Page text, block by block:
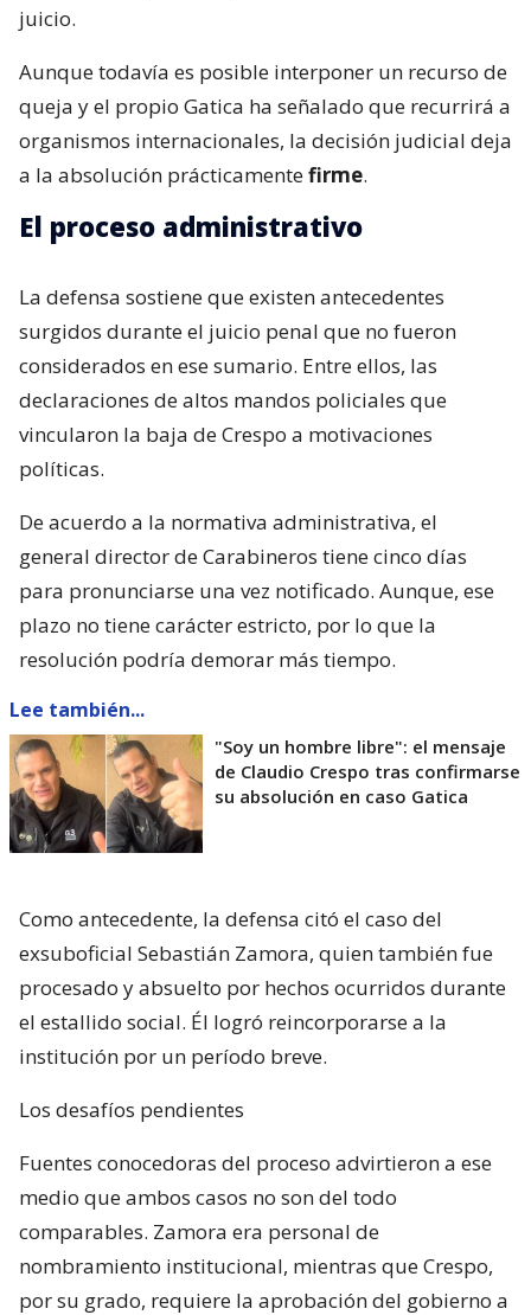
juicio.
Aunque todavía es posible interponer un recurso de
queja y el propio Gatica ha señalado que recurrirá a
organismos internacionales, la decisión judicial deja
a la absolución prácticamentefirme.
El proceso administrativo
La defensa sostiene que existen antecedentes
surgidos durante el juicio penal que no fueron
considerados en ese sumario. Entre ellos, las
declaraciones de altos mandos policiales que
vincularon la baja de Crespo a motivaciones
políticas.
De acuerdo a la normativa administrativa, el
general director de Carabineros tiene cinco días
para pronunciarse una vez notificado. Aunque, ese
plazo no tiene carácter estricto, por lo que la
resolución podría demorar más tiempo.
Lee también...
"Soy un hombre libre": el mensaje
de Claudio Crespo tras confirmarse
su absolución en caso Gatica
Como antecedente, la defensa citó el caso del
exsuboficial Sebastián Zamora, quien también fue
procesado y absuelto por hechos ocurridos durante
el estallido social. Él logró reincorporarse a la
institución por un período breve.
Los desafíos pendientes
Fuentes conocedoras del proceso advirtieron a ese
medio que ambos casos no son del todo
comparables. Zamora era personal de
nombramiento institucional, mientras que Crespo,
por su grado, requiere la aprobación del gobierno a